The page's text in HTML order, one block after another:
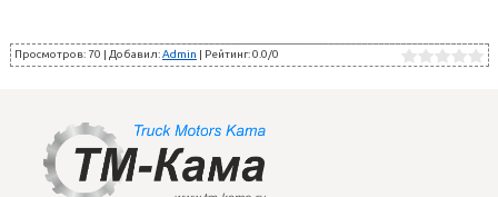
Просмотров: 70 | Добавил:Admin | Рейтинг:0.0/0